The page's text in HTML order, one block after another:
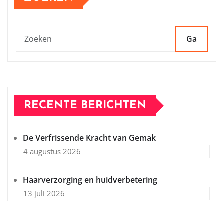
Ga
RECENTE BERICHTEN
De Verfrissende Kracht van Gemak
4 augustus 2026
Haarverzorging en huidverbetering
13 juli 2026